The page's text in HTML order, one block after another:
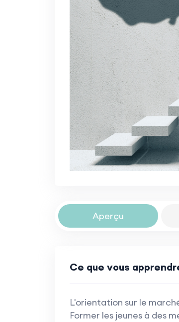
Aperçu
Ce que vous
L'orientation sur le
Former les jeunes à des